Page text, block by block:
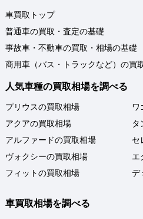
車買取トップ
普通車の買取・査定の基礎
事故車・不動車の買取・相場の基礎
商用車（バス・トラックなど）の買
人気車種の買取相場を調べる
プリウスの買取相場
アクアの買取相場
アルファードの買取相場
ヴォクシーの買取相場
フィットの買取相場
ワ
タ
セ
エ
デ
車買取相場を調べる